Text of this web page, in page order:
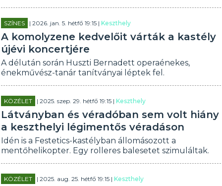
SZÍNES | 2026. jan. 5. hétfő 19:15 |Keszthely
A komolyzene kedvelőit várták a kastély
újévi koncertjére
A délután során Huszti Bernadett operaénekes,
énekművész-tanár tanítványai léptek fel.
KÖZÉLET | 2025. szep. 29. hétfő 19:15 |Keszthely
Látványban és véradóban sem volt hiány
a keszthelyi légimentős véradáson
Idén is a Festetics-kastélyban állomásozott a
mentőhelikopter. Egy rolleres balesetet szimuláltak.
KÖZÉLET | 2025. aug. 25. hétfő 19:15 |Keszthely